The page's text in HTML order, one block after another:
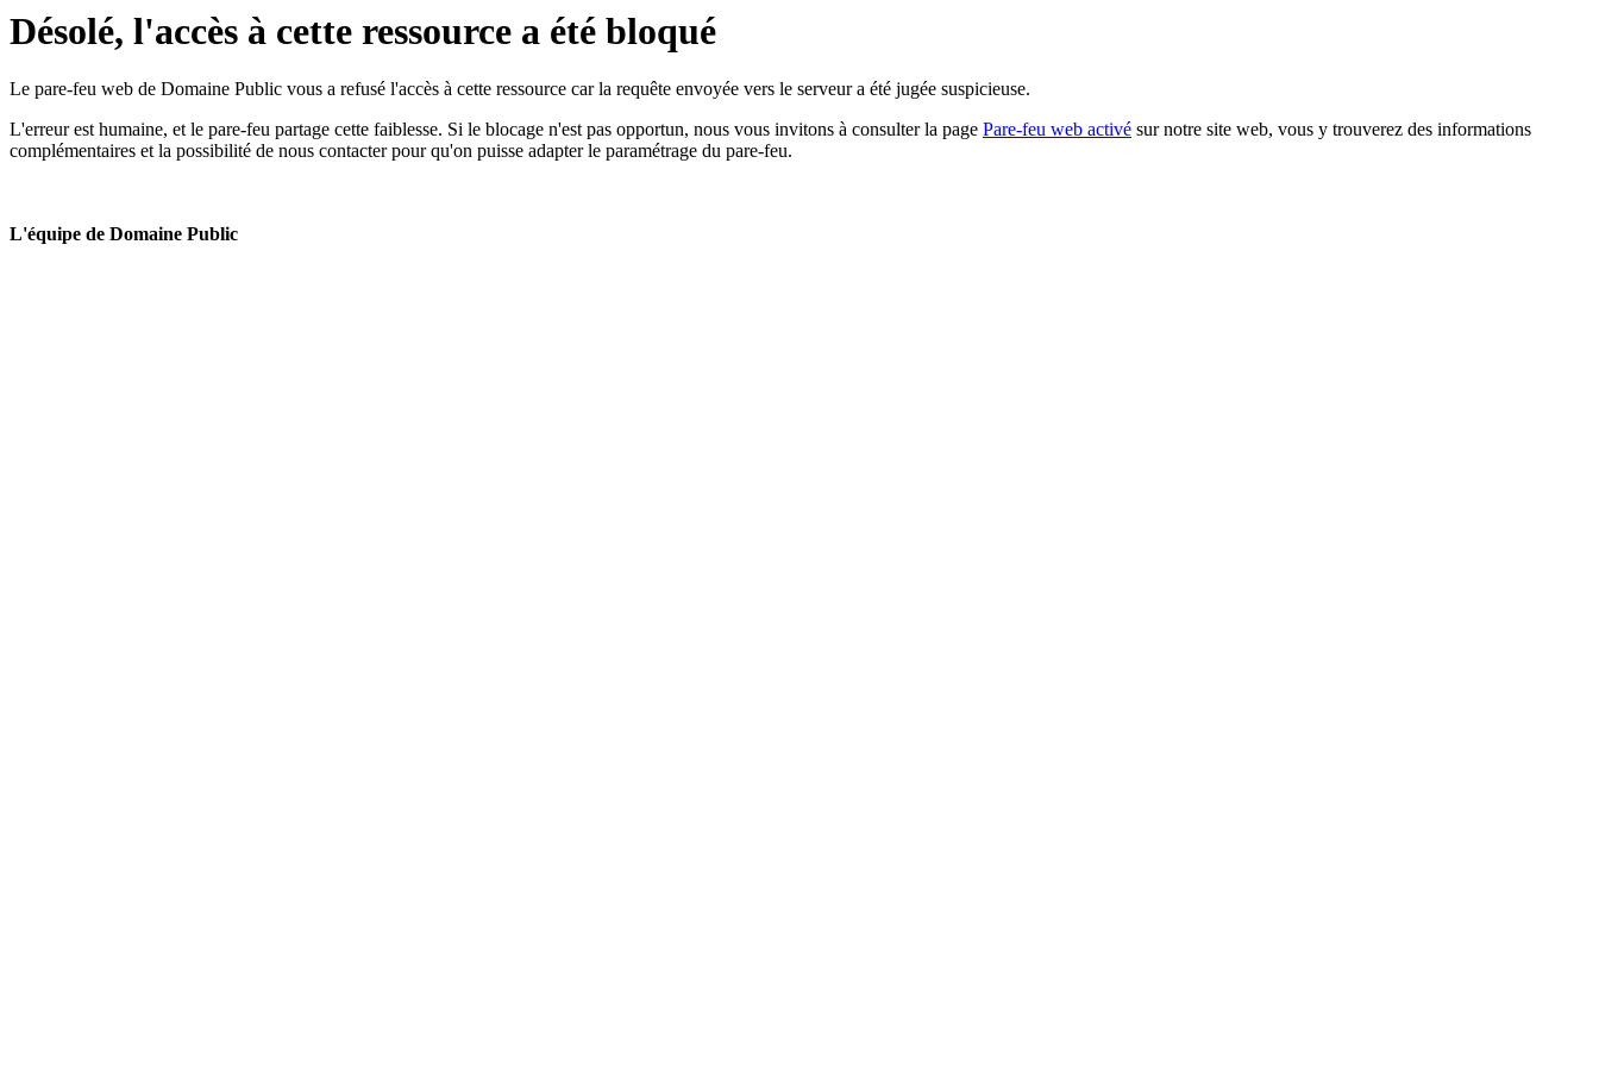
Désolé, l'accès à cette ressource a été bloqué
Le pare-feu web de Domaine Public vous a refusé l'accès à cette ressource car la requête envoyée vers le serveur a été jugée suspicieuse.
L'erreur est humaine, et le pare-feu partage cette faiblesse. Si le blocage n'est pas opportun, nous vous invitons à consulter la page Pare-feu web activé sur notre site web, vous y trouverez des informations
complémentaires et la possibilité de nous contacter pour qu'on puisse adapter le paramétrage du pare-feu.
L'équipe de Domaine Public